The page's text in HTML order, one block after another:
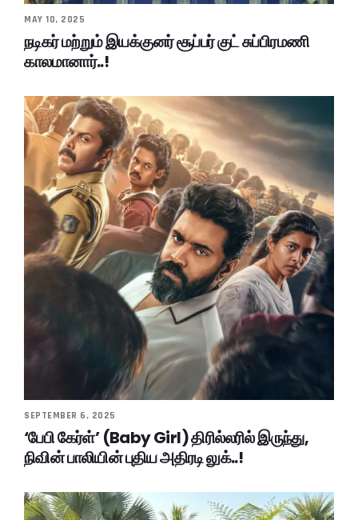
MAY 10, 2025
நடிகர் மற்றும் இயக்குனர் சூப்பர் குட் சுப்பிரமணி
காலமானார்..!
SEPTEMBER 6, 2025
‘பேபி கேர்ள்’ (Baby Girl) திரில்லரில் இருந்து,
நிவின் பாலியின் புதிய அதிரடி லுக்..!